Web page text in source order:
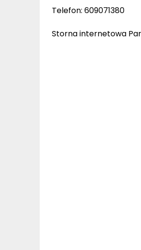
Telefon: 609071380
Storna internetowa